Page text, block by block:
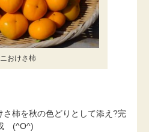
ニおけさ柿
柿を秋の色どりとして添え?完
(^O^)